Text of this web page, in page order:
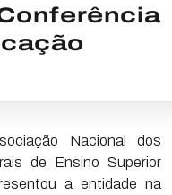
Nacional dos
de Ensino Superior
a entidade na